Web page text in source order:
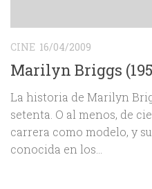
CINE 16/04/2009
Marilyn Briggs
La historia de Marilyn
setenta. O al menos, de
carrera como modelo, y
conocida en los...